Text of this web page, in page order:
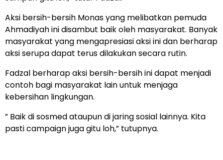
Aksi bersih-bersih Monas yang melibatkan pemuda
Ahmadiyah ini disambut baik oleh masyarakat. Banyak
masyarakat yang mengapresiasi aksi ini dan berharap
aksi serupa dapat terus dilakukan secara rutin.
Fadzal berharap aksi bersih-bersih ini dapat menjadi
contoh bagi masyarakat lain untuk menjaga
kebersihan lingkungan.
” Baik di sosmed ataupun di jaring sosial lainnya. Kita
pasti campaign juga gitu loh,” tutupnya.